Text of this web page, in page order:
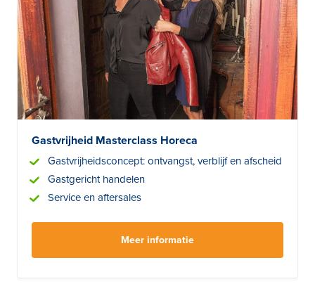
Gastvrijheid Masterclass Horeca
Gastvrijheidsconcept: ontvangst, verblijf en afscheid
Gastgericht handelen
Service en aftersales
Meer informatie